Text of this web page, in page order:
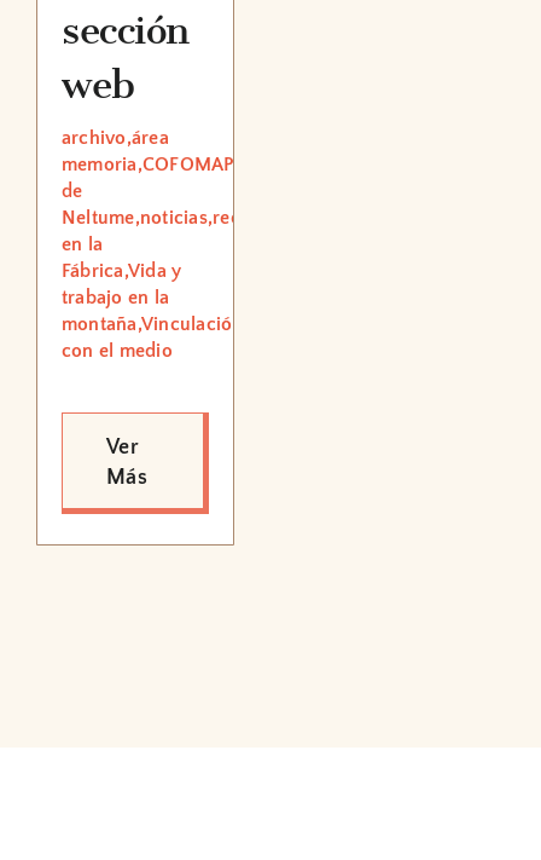
sección
web
archivo,área
memoria,COFOMAP,Educación,Museo
de
Neltume,noticias,redes,Trabajo
en la
Fábrica,Vida y
trabajo en la
montaña,Vinculación
con el medio
Ver
Más